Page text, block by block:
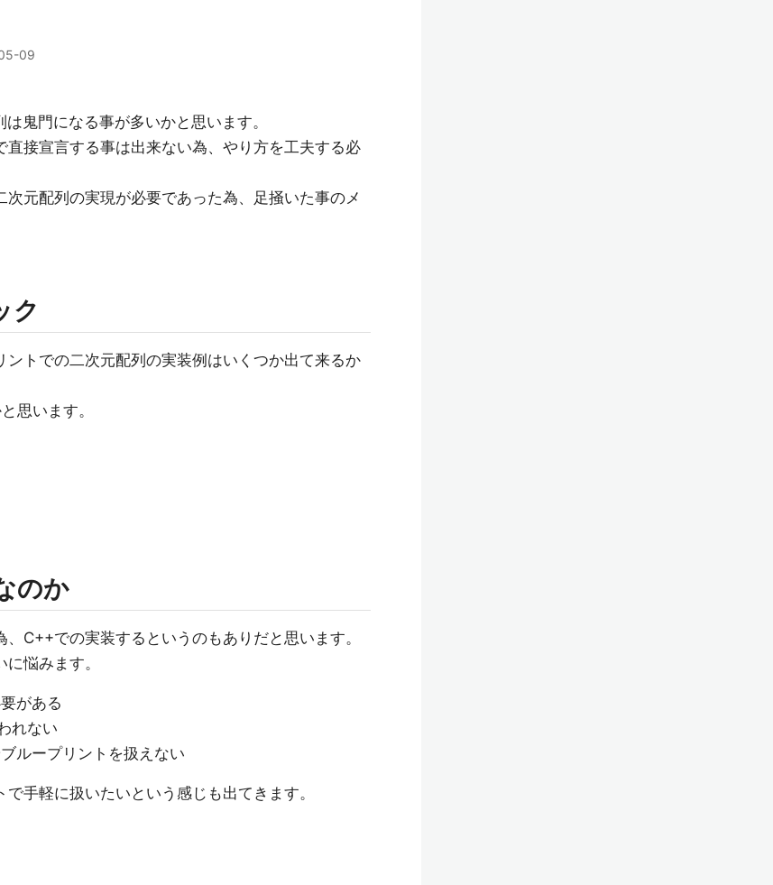
09
鬼門になる事が多いかと思います。
接宣言する事は出来ない為、やり方を工夫する必
元配列の実現が必要であった為、足掻いた事のメ
ク
トでの二次元配列の実装例はいくつか出て来るか
思います。
のか
C++での実装するというのもありだと思います。
悩みます。
がある
れない
ループリントを扱えない
手軽に扱いたいという感じも出てきます。